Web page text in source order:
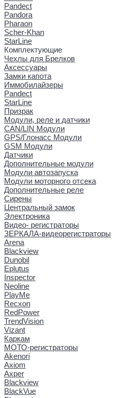
Pandect
Pandora
Pharaon
Scher-Khan
StarLine
Комплектующие
Чехлы для Брелков
Аксессуары
Замки капота
Иммобилайзеры
Pandect
StarLine
Призрак
Модули, реле и датчики
CAN/LIN Модули
GPS/Глонасс Модули
GSM Модули
Датчики
Дополнительные модули
Модули автозапуска
Модули моторного отсека
Дополнительные реле
Сирены
Центральный замок
Электроника
Видео- регистраторы
ЗЕРКАЛА-видеорегистраторы
Arena
Blackview
Dunobil
Eplutus
Inspector
Neoline
PlayMe
Recxon
RedPower
TrendVision
Vizant
Каркам
МОТО-регистраторы
Akenori
Axiom
Axper
Blackview
BlackVue